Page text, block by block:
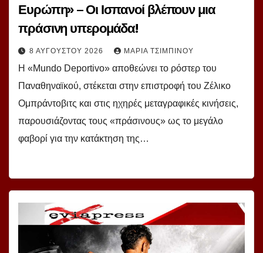
Ευρώπη» – Οι Ισπανοί βλέπουν μια
πράσινη υπερομάδα!
8 ΑΥΓΟΎΣΤΟΥ 2026 ΜΑΡΊΑ ΤΣΙΜΠΙΝΟΎ
Η «Mundo Deportivo» αποθεώνει το ρόστερ του
Παναθηναϊκού, στέκεται στην επιστροφή του Ζέλικο
Ομπράντοβιτς και στις ηχηρές μεταγραφικές κινήσεις,
παρουσιάζοντας τους «πράσινους» ως το μεγάλο
φαβορί για την κατάκτηση της…